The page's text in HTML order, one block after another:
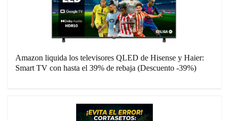
Amazon liquida los televisores QLED de Hisense y Haier:
Smart TV con hasta el 39% de rebaja (Descuento -39%)